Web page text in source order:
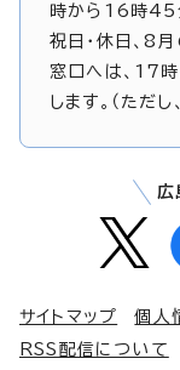
時から16時45
祝日・休日、8
窓口へは、17
します。（ただ
広
サイトマップ 個人
RSS配信について